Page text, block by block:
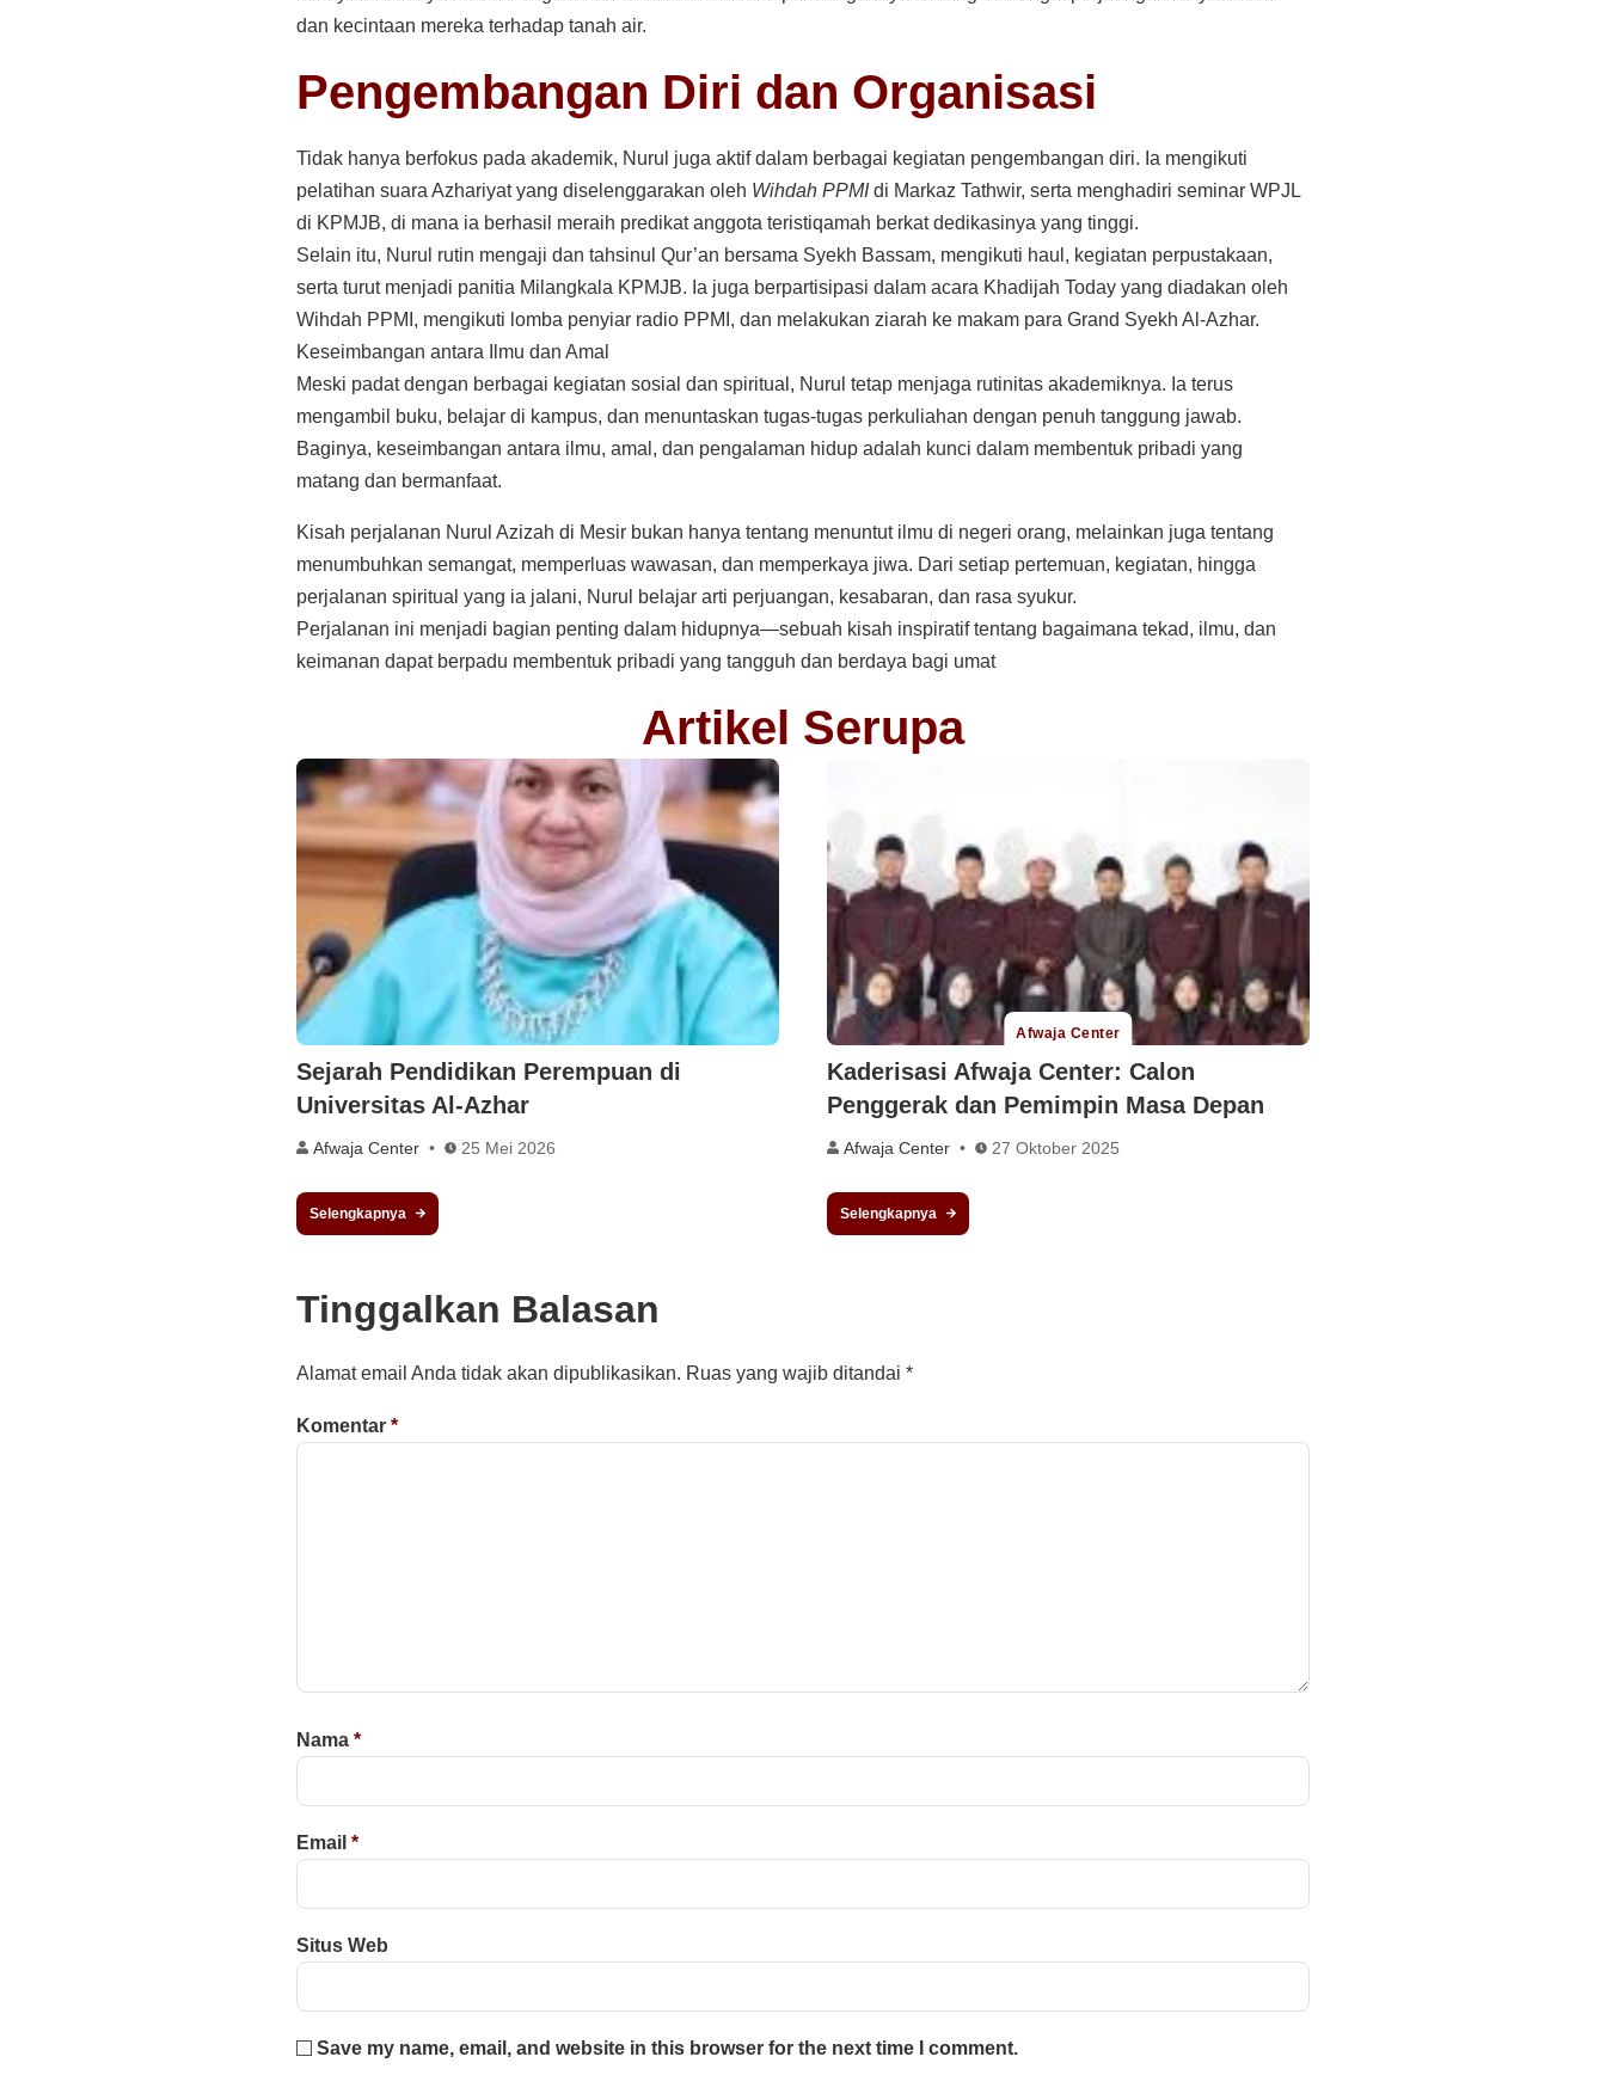
dan kecintaan mereka terhadap tanah air.
Pengembangan Diri dan Organisasi
Tidak hanya berfokus pada akademik, Nurul juga aktif dalam berbagai kegiatan pengembangan diri. Ia mengikuti
pelatihan suara Azhariyat yang diselenggarakan oleh Wihdah PPMIdi Markaz Tathwir, serta menghadiri seminar WPJL
di KPMJB, di mana ia berhasil meraih predikat anggota teristiqamah berkat dedikasinya yang tinggi.
Selain itu, Nurul rutin mengaji dan tahsinul Qur’an bersama Syekh Bassam, mengikuti haul, kegiatan perpustakaan,
serta turut menjadi panitia Milangkala KPMJB. Ia juga berpartisipasi dalam acara Khadijah Today yang diadakan oleh
Wihdah PPMI, mengikuti lomba penyiar radio PPMI, dan melakukan ziarah ke makam para Grand Syekh Al-Azhar.
Keseimbangan antara Ilmu dan Amal
Meski padat dengan berbagai kegiatan sosial dan spiritual, Nurul tetap menjaga rutinitas akademiknya. Ia terus
mengambil buku, belajar di kampus, dan menuntaskan tugas-tugas perkuliahan dengan penuh tanggung jawab.
Baginya, keseimbangan antara ilmu, amal, dan pengalaman hidup adalah kunci dalam membentuk pribadi yang
matang dan bermanfaat.
Kisah perjalanan Nurul Azizah di Mesir bukan hanya tentang menuntut ilmu di negeri orang, melainkan juga tentang
menumbuhkan semangat, memperluas wawasan, dan memperkaya jiwa. Dari setiap pertemuan, kegiatan, hingga
perjalanan spiritual yang ia jalani, Nurul belajar arti perjuangan, kesabaran, dan rasa syukur.
Perjalanan ini menjadi bagian penting dalam hidupnya—sebuah kisah inspiratif tentang bagaimana tekad, ilmu, dan
keimanan dapat berpadu membentuk pribadi yang tangguh dan berdaya bagi umat
Artikel Serupa
Sejarah Pendidikan Perempuan di
Universitas Al-Azhar
Afwaja Center 25 Mei 2026
Selengkapnya
Afwaja Center
Kaderisasi Afwaja Center: Calon
Penggerak dan Pemimpin Masa Depan
Afwaja Center 27 Oktober 2025
Selengkapnya
Tinggalkan Balasan
Alamat email Anda tidak akan dipublikasikan. Ruas yang wajib ditandai *
Komentar *
Nama *
Email *
Situs Web
Save my name, email, and website in this browser for the next time I comment.